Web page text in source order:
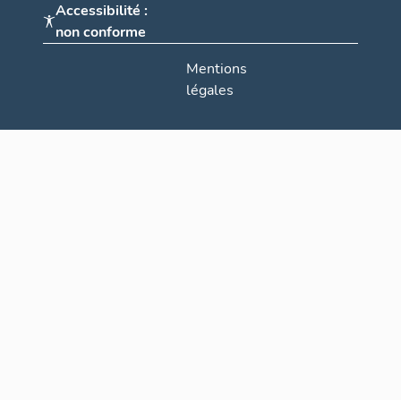
Accessibilité :
non conforme
Mentions
légales